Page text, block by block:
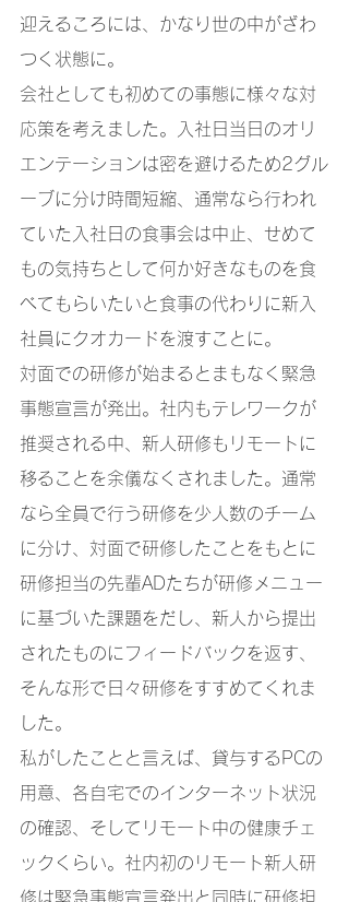
迎えるころには、かなり世の中がざわ
つく状態に。
会社としても初めての事態に様々な対
応策を考えました。入社日当日のオリ
エンテーションは密を避けるため2グル
ーブに分け時間短縮、通常なら行われ
ていた入社日の食事会は中止、せめて
もの気持ちとして何か好きなものを食
べてもらいたいと食事の代わりに新入
社員にクオカードを渡すことに。
対面での研修が始まるとまもなく緊急
事態宣言が発出。社内もテレワークが
推奨される中、新人研修もリモートに
移ることを余儀なくされました。通常
なら全員で行う研修を少人数のチーム
に分け、対面で研修したことをもとに
研修担当の先輩ADたちが研修メニュー
に基づいた課題をだし、新人から提出
されたものにフィードバックを返す、
そんな形で日々研修をすすめてくれま
した。
私がしたことと言えば、貸与するPCの
用意、各自宅でのインターネット状況
の確認、そしてリモート中の健康チェ
ックくらい。社内初のリモート新人研
修は緊急事態宣言発出と同時に研修担